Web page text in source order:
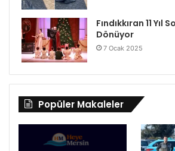
Fındıkkıran 11 Yıl
Dönüyor
7 Ocak 2025
Popüler Makaleler